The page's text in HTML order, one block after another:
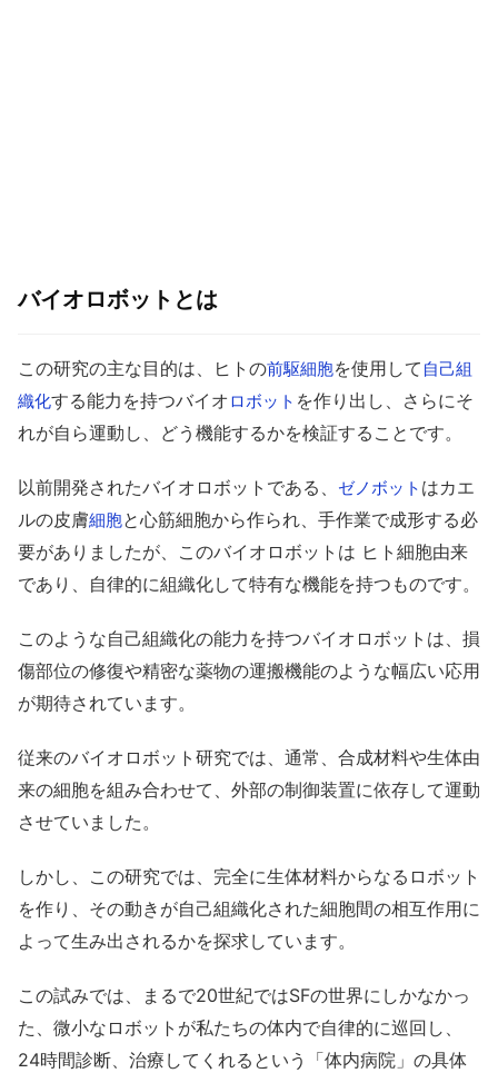
バイオロボットとは
この研究の主な目的は、ヒトの前駆細胞を使用して 自己組
織化する能力を持つバイオロボット を作り出し、さらにそ
れが自ら運動し、どう機能するかを検証することです。
以前開発されたバイオロボットである、 ゼノボット はカエ
ルの皮膚細胞と心筋細胞から作られ、手作業で成形する必
要がありましたが、このバイオロボットは ヒト細胞由来
であり、自律的に組織化して特有な機能を持つものです。
このような自己組織化の能力を持つバイオロボットは、損
傷部位の修復や精密な薬物の運搬機能のような幅広い応用
が期待されています。
従来のバイオロボット研究では、通常、合成材料や生体由
来の細胞を組み合わせて、外部の制御装置に依存して運動
させていました。
しかし、この研究では、完全に生体材料からなるロボット
を作り、その動きが自己組織化された細胞間の相互作用に
よって生み出されるかを探求しています。
この試みでは、まるで20世紀ではSFの世界にしかなかっ
た、微小なロボットが私たちの体内で自律的に巡回し、
24時間診断、治療してくれるという「体内病院」の具体